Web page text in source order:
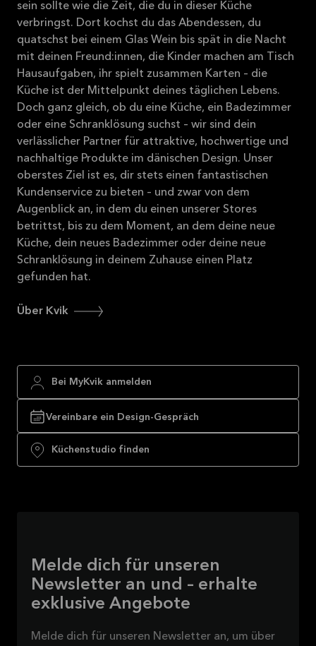
sein sollte wie die Zeit, die du in dieser Küche
verbringst. Dort kochst du das Abendessen, du
quatschst bei einem Glas Wein bis spät in die Nacht
mit deinen Freund:innen, die Kinder machen am Tisch
Hausaufgaben, ihr spielt zusammen Karten – die
Küche ist der Mittelpunkt deines täglichen Lebens.
Doch ganz gleich, ob du eine Küche, ein Badezimmer
oder eine Schranklösung suchst – wir sind dein
verlässlicher Partner für attraktive, hochwertige und
nachhaltige Produkte im dänischen Design. Unser
oberstes Ziel ist es, dir stets einen fantastischen
Kundenservice zu bieten – und zwar von dem
Augenblick an, in dem du einen unserer Stores
betrittst, bis zu dem Moment, an dem deine neue
Küche, dein neues Badezimmer oder deine neue
Schranklösung in deinem Zuhause einen Platz
gefunden hat.
Über Kvik
Bei MyKvik anmelden
Vereinbare ein Design-Gespräch
Küchenstudio finden
Melde dich für unseren
Newsletter an und – erhalte
exklusive Angebote
Melde dich für unseren Newsletter an, um über